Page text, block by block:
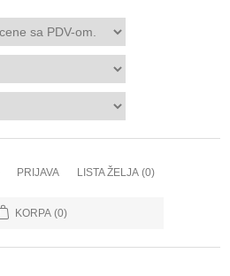
PRIJAVA LISTA ŽELJA (0)
KORPA (0)